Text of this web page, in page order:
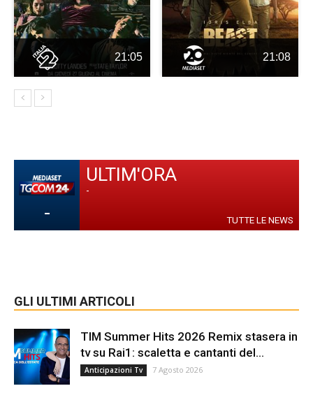
21:05 21:08
-
ULTIM'ORA
-
TUTTE LE NEWS
GLI ULTIMI ARTICOLI
TIM Summer Hits 2026 Remix stasera in
tv su Rai1: scaletta e cantanti del...
Anticipazioni Tv 7 Agosto 2026